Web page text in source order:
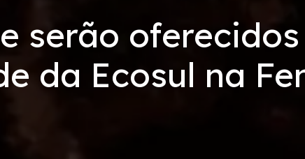
serão
da Ecosul na